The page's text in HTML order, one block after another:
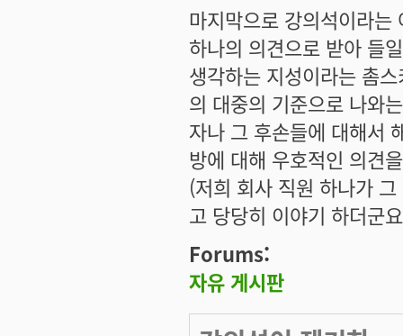
마지막으로 강의석이라
하나의 의견으로 받아 들
생각하는 지성이라는 촘
의 대중의 기준으로 나와
자나 그 후손들에 대해서
방에 대해 우호적인 의견
(저희 회사 직원 하나가
고 당당히 이야기 하더군
Forums:
자유 게시판